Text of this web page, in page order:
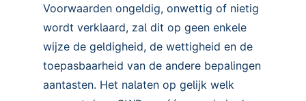
Voorwaarden ongeldig, onwettig of nietig
wordt verklaard, zal dit op geen enkele
wijze de geldigheid, de wettigheid en de
toepasbaarheid van de andere bepalingen
aantasten. Het nalaten op gelijk welk